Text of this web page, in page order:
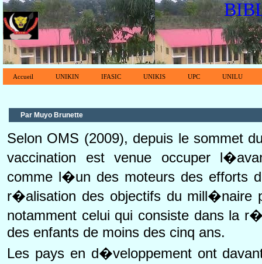
Accueil UNIKIN IFASIC UNIKIS UPC UNILU
Par Muyo Brunette
Selon OMS (2009), depuis le sommet
vaccination est venue occuper
comme l�un des moteurs des efforts
r�alisation des objectifs du mill�naire
notamment celui qui consiste dans la
des enfants de moins des cinq ans.
Les pays en d�veloppement ont